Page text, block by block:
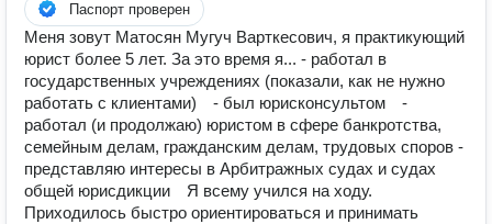
Паспорт проверен
Меня зовут Матосян Мугуч Варткесович, я практикующий
юрист более 5 лет. За это время я... - работал в
государственных учреждениях (показали, как не нужно
работать с клиентами)⠀ - был юрисконсультом⠀ -
работал (и продолжаю) юристом в сфере банкротства,
семейным делам, гражданским делам, трудовых споров -
представляю интересы в Арбитражных судах и судах
общей юрисдикции⠀ Я всему учился на ходу.
Приходилось быстро ориентироваться и принимать